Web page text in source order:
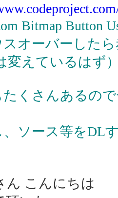
Bitmap Button
スオーバーした
変えているはず
たくさんあるの
、ソース等をDL
ん こんにちは